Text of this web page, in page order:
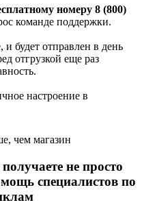
номеру 8 (800)
команде поддержки.
будет отправлен в день
отгрузкой еще раз
настроение в
чем магазин
не просто
специалистов по